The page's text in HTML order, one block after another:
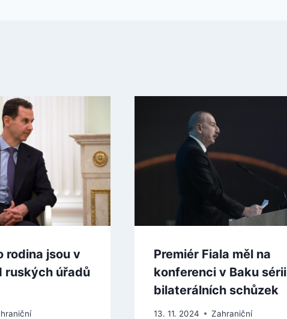
rodina jsou v
ruských úřadů
Premiér Fiala měl na
konferenci v Baku sérii
bilaterálních schůzek
13. 11. 2024 Zahraniční